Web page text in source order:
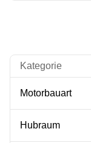
Kategorie
Motorbauart
Hubraum